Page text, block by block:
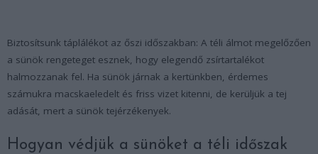
Biztosítsunk táplálékot az őszi időszakban: A téli álmot megelőzően
a sünök rengeteget esznek, hogy elegendő zsírtartalékot
halmozzanak fel. Ha sünök járnak a kertünkben, érdemes
számukra macskaeledelt és friss vizet kitenni, de kerüljük a tej
adását, mert a sünök tejérzékenyek.
Hogyan védjük a sünöket a téli időszak